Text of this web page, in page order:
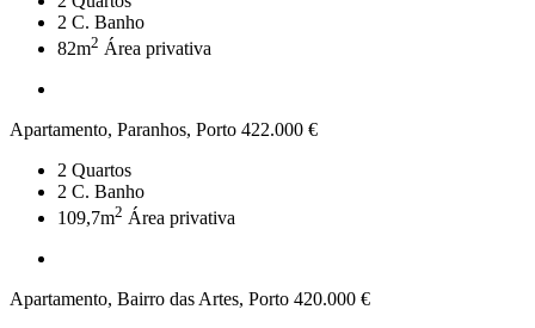
2 C. Banho
82m2 Área privativa
Apartamento, Paranhos, Porto 422.000 €
2 Quartos
2 C. Banho
109,7m2 Área privativa
Apartamento, Bairro das Artes, Porto 420.000 €